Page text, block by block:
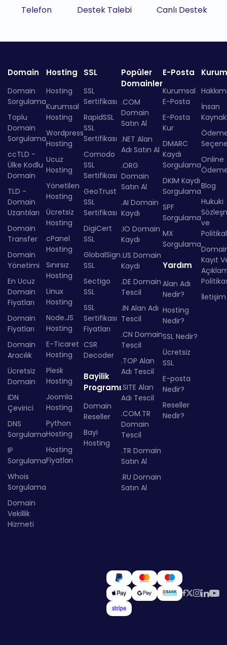
Telefon Destek Talebi Canlı Destek
Domain
Domain
Sorgulama
Toplu
Domain
Sorgulama
ccTLD -
Ülke Kodlu
Domain
TLD -
Domain
Uzantıları
Domain
Transfer
Domain
Yönetimi
En Ucuz
Domain
Fiyatları
Domain
Fiyatları
Domain
Aracılık
Ücretsiz
Domain
IDN
Çevirici
DNS
Sorgulama
IP
Sorgulama
Whois
Sorgulama
Domain
Vekillik
Hizmeti
Hosting
Hosting
Kurumsal
Hosting
Wordpress
Hosting
Ucuz
Hosting
Yönetilen
Hosting
Ücretsiz
Hosting
cPanel
Hosting
Sınırsız
Hosting
Linux
Hosting
Node.JS
Hosting
E-Ticaret
Hosting
Plesk
Hosting
Joomla
Hosting
Python
Hosting
Hosting
Fiyatları
SSL
SSL
Sertifikası
RapidSSL
SSL
Sertifikası
Comodo
SSL
Sertifikası
GeoTrust
SSL
Sertifikası
DigiCert
SSL
GlobalSign
SSL
Sectigo
SSL
SSL
Sertifikası
Fiyatları
CSR
Decoder
Bayilik
Programı
Domain
Reseller
Bayi
Hosting
Popüler
Domainler
.COM
Domain
Satın Al
.NET Alan
Adı Satın Al
.ORG
Domain
Satın Al
.AI Domain
Kaydı
.IO Domain
Kaydı
.US Domain
Kaydı
.DE Domain
Tescil
.IN Alan Adı
Tescil
.CN Domain
Tescil
.TOP Alan
Adı Tescil
.SITE Alan
Adı Tescil
.COM.TR
Domain
Tescil
.TR Domain
Satın Al
.RU Domain
Satın Al
E-Posta
Kurumsal
E-Posta
E-Posta
Kur
DMARC
Kaydı
Sorgulama
DKIM Kaydı
Sorgulama
SPF
Sorgulama
MX
Sorgulama
Yardım
Alan Adı
Nedir?
Hosting
Nedir?
SSL Nedir?
Ücretsiz
SSL
E-posta
Nedir?
Reseller
Nedir?
İnsan
Online
Blog
Hukuki
ve
Kayıt
İletişim